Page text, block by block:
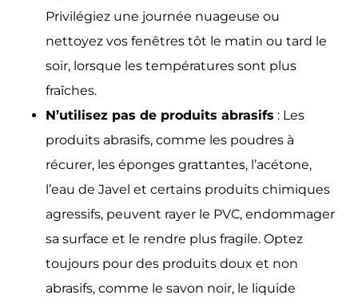
Privilégiez une journée nuageuse ou
nettoyez vos fenêtres tôt le matin ou tard le
soir, lorsque les températures sont plus
fraîches.
N’utilisez pas de produits abrasifs :Les
produits abrasifs, comme les poudres à
récurer, les éponges grattantes, l’acétone,
l’eau de Javel et certains produits chimiques
agressifs, peuvent rayer le PVC, endommager
sa surface et le rendre plus fragile. Optez
toujours pour des produits doux et non
abrasifs, comme le savon noir, le liquide